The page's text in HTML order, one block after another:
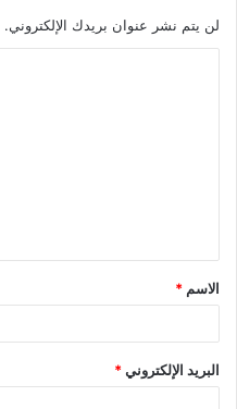
لن يتم نشر عنوان بريدك الإلكتروني.
ق
*
الاسم *
البريد الإلكتروني*